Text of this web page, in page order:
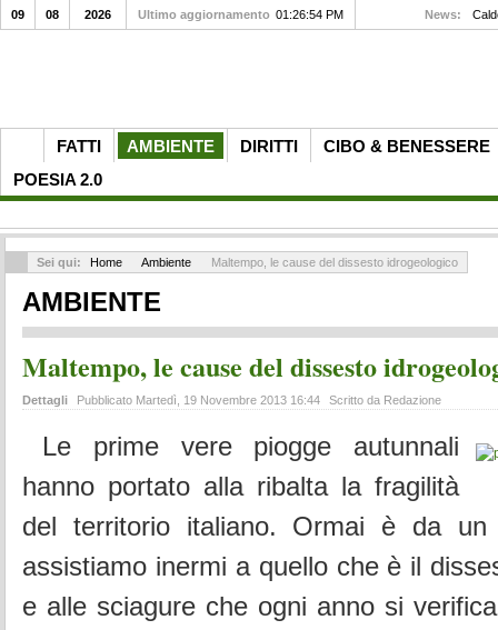
FATTI AMBIENTE DIRITTI
CIBO & BENESSERE
POESIA 2.0
09 08 2026 Ultimo aggiornamento 01:26:54 PM News:
Sei qui: Home Ambiente Maltempo, le cause del dissesto idrogeologico
AMBIENTE
Maltempo, le cause del dissesto
Dettagli Pubblicato Martedì, 19 Novembre 2013 16:44 Scritto da Redazione
Le prime vere piogge autunnali
hanno portato alla ribalta la fragilità
del territorio italiano. Ormai è da
assistiamo inermi a quello che è il
e alle sciagure che ogni anno si